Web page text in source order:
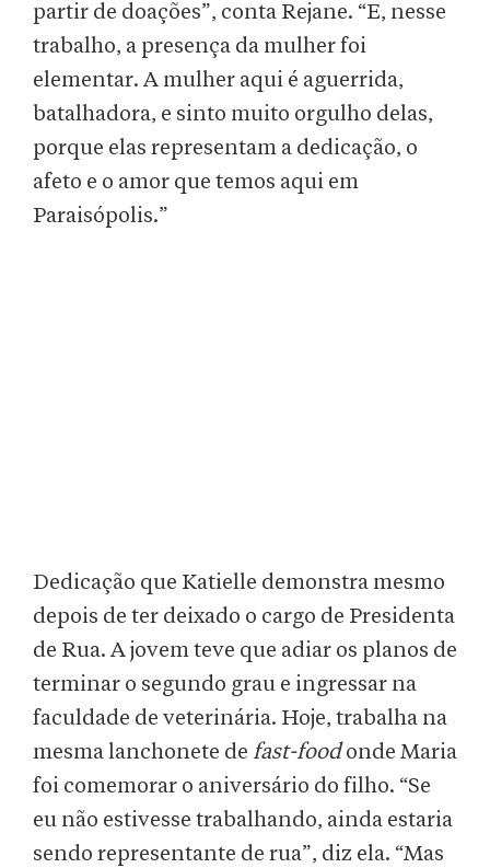
partir de doações”, conta Rejane. “E, nesse
trabalho, a presença da mulher foi
elementar. A mulher aqui é aguerrida,
batalhadora, e sinto muito orgulho delas,
porque elas representam a dedicação, o
afeto e o amor que temos aqui em
Paraisópolis.”
Dedicação que Katielle demonstra mesmo
depois de ter deixado o cargo de Presidenta
de Rua. A jovem teve que adiar os planos de
terminar o segundo grau e ingressar na
faculdade de veterinária. Hoje, trabalha na
mesma lanchonete de fast-foodonde Maria
foi comemorar o aniversário do filho. “Se
eu não estivesse trabalhando, ainda estaria
sendo representante de rua”, diz ela. “Mas